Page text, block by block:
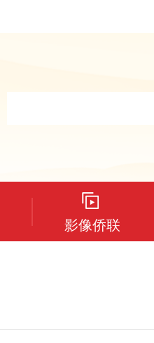
影像侨联